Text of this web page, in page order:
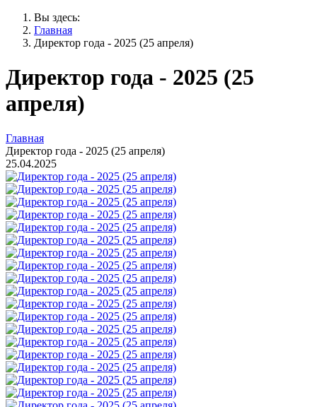
Вы здесь:
Главная
Директор года - 2025 (25 апреля)
Директор года - 2025 (25
апреля)
Главная
Директор года - 2025 (25 апреля)
25.04.2025